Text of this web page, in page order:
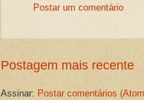
Postar um comentário
Postagem mais recente
Assinar: Postar comentários